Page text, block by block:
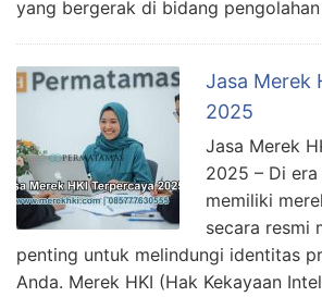
yang bergerak di bidang
Jasa Merek
2025
Jasa Merek
2025 – Di
memiliki
secara resmi
penting untuk melindungi identitas
Anda. Merek HKI (Hak Kekayaan